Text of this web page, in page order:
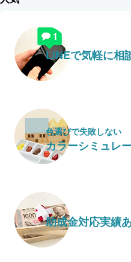
LINEで気軽に相
色選びで失敗しない
カラーシミュレ
助成金対応実績